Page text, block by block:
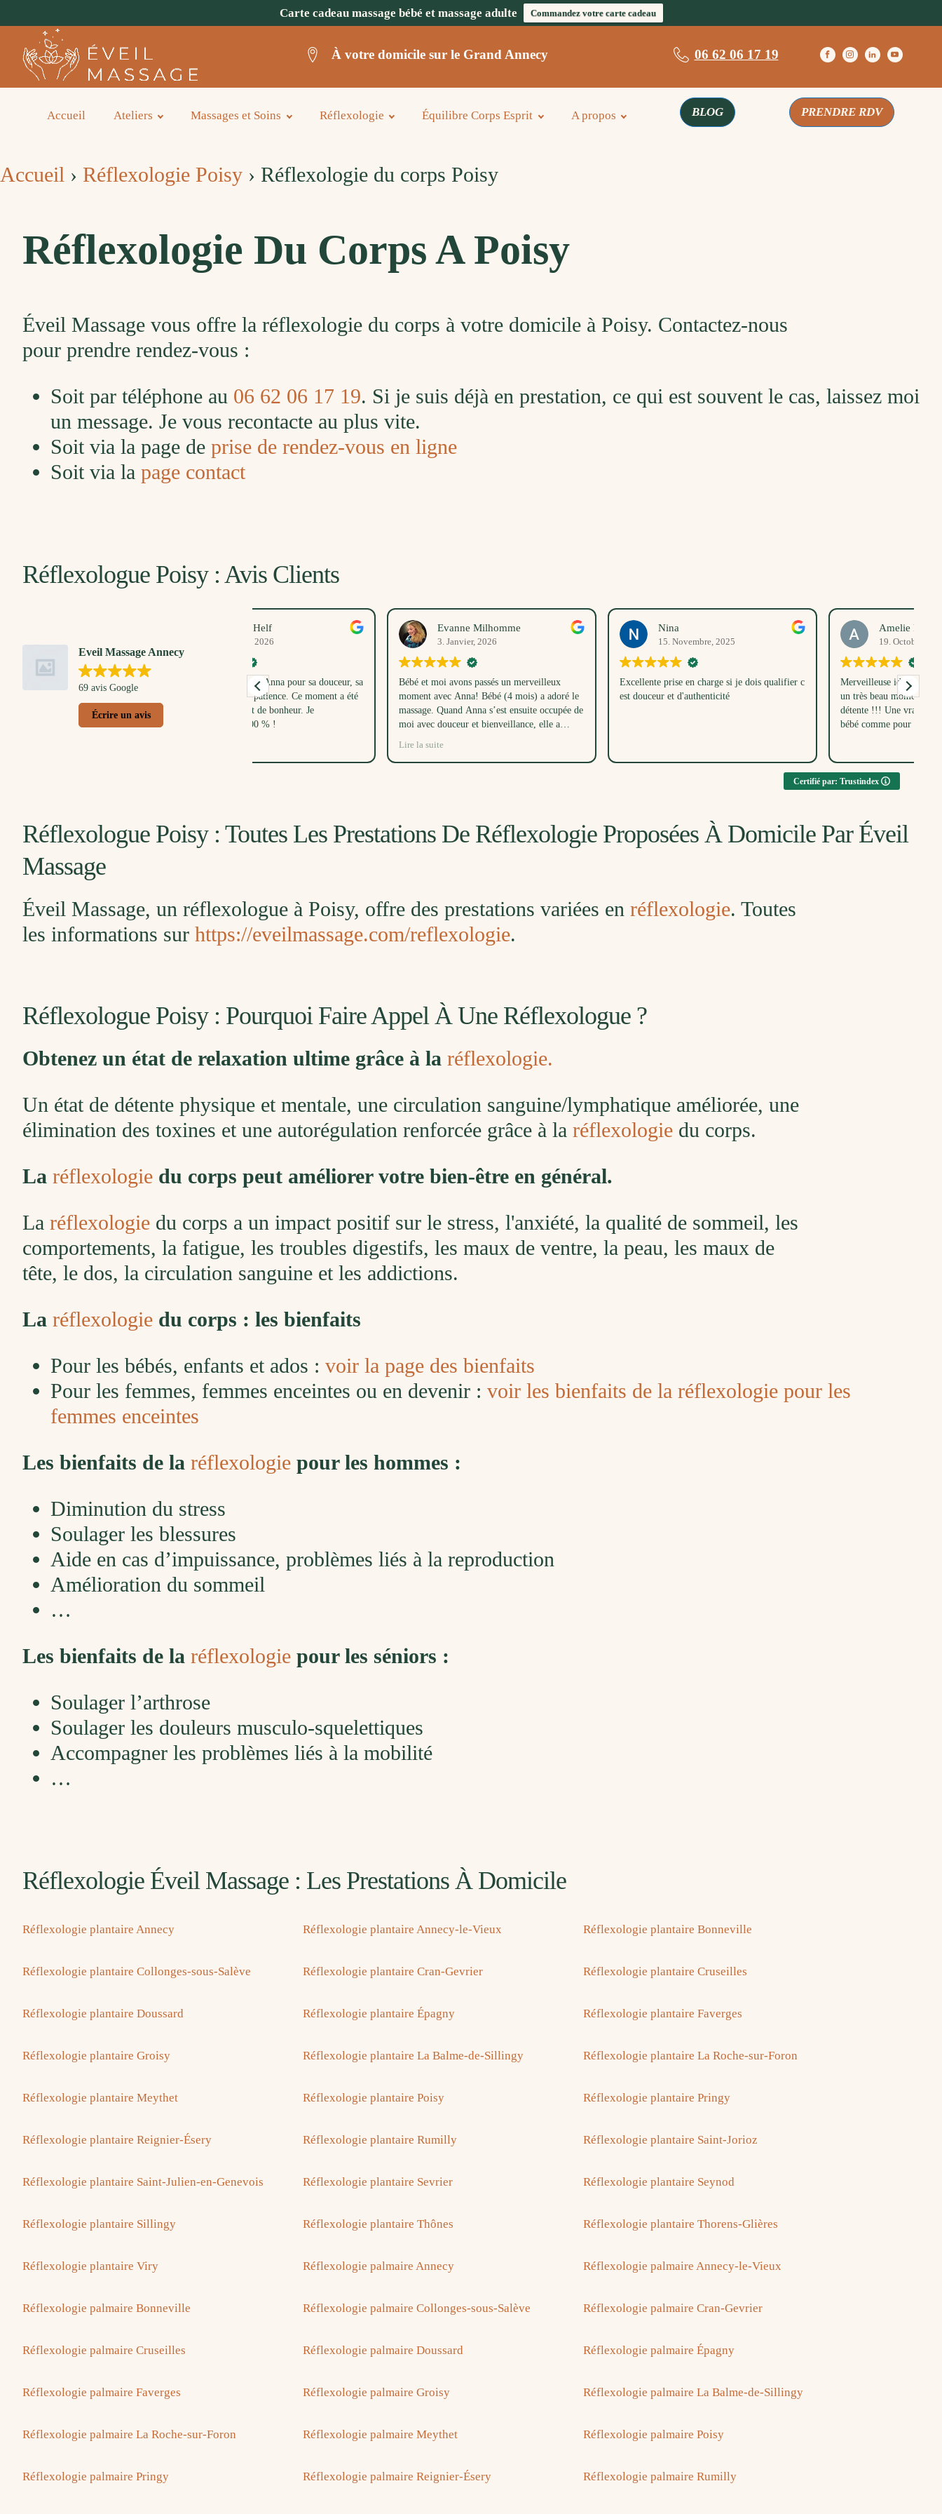
Carte cadeau massage bébé et massage adulte Commandez votre carte cadeau
À votre domicile sur le Grand Annecy 06 62 06 17 19
Accueil Ateliers Massages et Soins Réflexologie Équilibre Corps Esprit A propos BLOG PRENDRE RDV
Accueil › Réflexologie Poisy › Réflexologie du corps Poisy
Réflexologie Du Corps A Poisy
Éveil Massage vous offre la réflexologie du corps à votre domicile à Poisy. Contactez-nous
pour prendre rendez-vous :
Soit par téléphone au 06 62 06 17 19. Si je suis déjà en prestation, ce qui est souvent le cas, laissez moi
un message. Je vous recontacte au plus vite.
Soit via la page de prise de rendez-vous en ligne
Soit via la page contact
Réflexologue Poisy : Avis Clients
Eveil Massage Annecy
69 avis Google
Écrire un avis
Un immense merci à Anna pour sa douceur, sa
bienveillance et sa patience. Ce moment a été
un véritable instant de bonheur. Je
recommande à 1000 % !
Evanne Milhomme
Bébé et moi avons passés un merveilleux
moment avec Anna! Bébé (4 mois) a adoré le
massage. Quand Anna s’est ensuite occupée de
moi avec douceur et bienveillance, elle a
les trois étaient un très beau cadeau, merci
Excellente prise en charge si je dois qualifier c
est douceur et d'authenticité
Amelie Den
Merveilleuse idée cadeau, nous avons partagé
un très beau moment rempli de douceur et de
détente !!! Une vraie bulle de bien-être pour
bébé comme pour nous. Merci Anna ✨
Certifié par: Trustindex
Réflexologue Poisy : Toutes Les Prestations De Réflexologie Proposées À Domicile Par Éveil
Massage
Éveil Massage, un réflexologue à Poisy, offre des prestations variées en réflexologie. Toutes
les informations sur https://eveilmassage.com/reflexologie.
Réflexologue Poisy : Pourquoi Faire Appel À Une Réflexologue ?
Obtenez un état de relaxation ultime grâce à la réflexologie.
Un état de détente physique et mentale, une circulation sanguine/lymphatique améliorée, une
élimination des toxines et une autorégulation renforcée grâce à la réflexologie du corps.
La réflexologie du corps peut améliorer votre bien-être en général.
La réflexologie du corps a un impact positif sur le stress, l'anxiété, la qualité de sommeil, les
comportements, la fatigue, les troubles digestifs, les maux de ventre, la peau, les maux de
tête, le dos, la circulation sanguine et les addictions.
La réflexologie du corps : les bienfaits
Pour les bébés, enfants et ados : voir la page des bienfaits
Pour les femmes, femmes enceintes ou en devenir : voir les bienfaits de la réflexologie pour les
femmes enceintes
Les bienfaits de la réflexologie pour les hommes :
Diminution du stress
Soulager les blessures
Aide en cas d’impuissance, problèmes liés à la reproduction
Amélioration du sommeil
…
Les bienfaits de la réflexologie pour les séniors :
Soulager l’arthrose
Soulager les douleurs musculo-squelettiques
Accompagner les problèmes liés à la mobilité
…
Réflexologie Éveil Massage : Les Prestations À Domicile
Réflexologie plantaire Annecy Réflexologie plantaire Annecy-le-Vieux Réflexologie plantaire Bonneville
Réflexologie plantaire Collonges-sous-Salève Réflexologie plantaire Cran-Gevrier Réflexologie plantaire Cruseilles
Réflexologie plantaire Doussard Réflexologie plantaire Épagny Réflexologie plantaire Faverges
Réflexologie plantaire Groisy Réflexologie plantaire La Balme-de-Sillingy Réflexologie plantaire La Roche-sur-Foron
Réflexologie plantaire Meythet Réflexologie plantaire Poisy Réflexologie plantaire Pringy
Réflexologie plantaire Reignier-Ésery Réflexologie plantaire Rumilly Réflexologie plantaire Saint-Jorioz
Réflexologie plantaire Saint-Julien-en-Genevois Réflexologie plantaire Sevrier Réflexologie plantaire Seynod
Réflexologie plantaire Sillingy Réflexologie plantaire Thônes Réflexologie plantaire Thorens-Glières
Réflexologie plantaire Viry Réflexologie palmaire Annecy Réflexologie palmaire Annecy-le-Vieux
Réflexologie palmaire Bonneville Réflexologie palmaire Collonges-sous-Salève Réflexologie palmaire Cran-Gevrier
Réflexologie palmaire Cruseilles Réflexologie palmaire Doussard Réflexologie palmaire Épagny
Réflexologie palmaire Faverges Réflexologie palmaire Groisy Réflexologie palmaire La Balme-de-Sillingy
Réflexologie palmaire La Roche-sur-Foron Réflexologie palmaire Meythet Réflexologie palmaire Poisy
Réflexologie palmaire Pringy Réflexologie palmaire Reignier-Ésery Réflexologie palmaire Rumilly